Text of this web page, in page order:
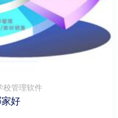
校管理软件
好